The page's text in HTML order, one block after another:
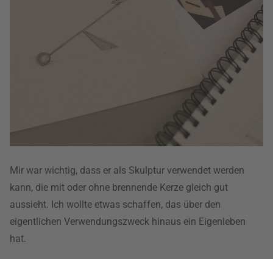
Mir war wichtig, dass er als Skulptur verwendet werden
kann, die mit oder ohne brennende Kerze gleich gut
aussieht. Ich wollte etwas schaffen, das über den
eigentlichen Verwendungszweck hinaus ein Eigenleben
hat.